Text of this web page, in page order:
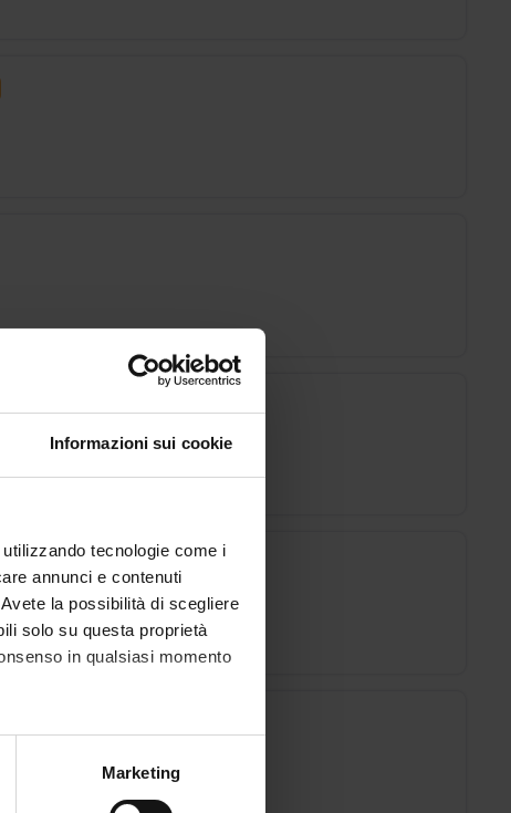
Informazioni sui cookie
tecnologie come i
annunci e contenuti
la possibilità di scegliere
solo su questa proprietà
in qualsiasi momento
metro,Marketing